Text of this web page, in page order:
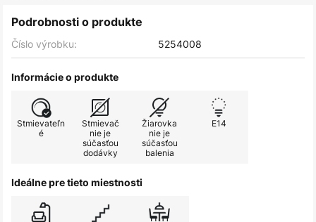
Podrobnosti o produkte
Číslo výrobku: 5254008
Informácie o produkte
Stmievateľn
é
Stmievač
nie je
súčasťou
dodávky
Žiarovka
nie je
súčasťou
balenia
E14
Ideálne pre tieto miestnosti